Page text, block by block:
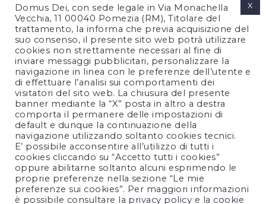
PRIVACY POLICY
COOKIES POLICY
LEGAL NOTES
CONTACTS
FOLLOW US
Domus Dei, con sede legale in Via Monachella
Vecchia, 11 00040 Pomezia (RM), Titolare del
trattamento, la informa che previa acquisizione del
suo consenso, il presente sito web potrà utilizzare
cookies non strettamente necessari al fine di
inviare messaggi pubblicitari, personalizzare la
navigazione in linea con le preferenze dell’utente e
di effettuare l’analisi sui comportamenti dei
visitatori del sito web. La chiusura del presente
banner mediante la “X” posta in altro a destra
comporta il permanere delle impostazioni di
default e dunque la continuazione della
navigazione utilizzando soltanto cookies tecnici.
E’ possibile acconsentire all’utilizzo di tutti i
cookies cliccando su “Accetto tutti i cookies”
oppure abilitarne soltanto alcuni esprimendo le
proprie preferenze nella sezione “Le mie
preferenze sui cookies”. Per maggiori informazioni
è possibile consultare la privacy policy e la cookie
X